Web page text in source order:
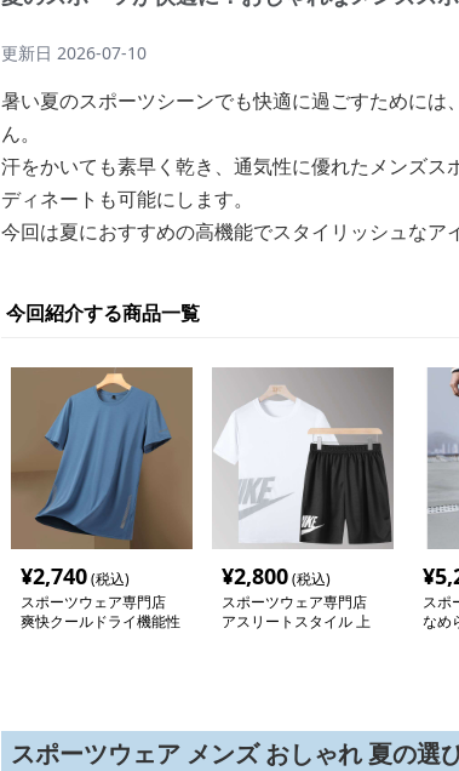
更新日 2026-07-10
暑い夏のスポーツシーンでも快適に過ごすために
ん。
汗をかいても素早く乾き、通気性に優れたメンズ
ディネートも可能にします。
今回は夏におすすめの高機能でスタイリッシュなア
今回紹介する商品一覧
¥2,740(税込)
スポーツウェア専門店
爽快クールドライ機能性
¥2,800(税込)
スポーツウェア専門店
アスリートスタイル 上
¥
スポ
なめ
スポーツウェア メンズ おしゃれ 夏の選